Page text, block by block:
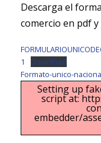
Descarga el
comercio en pdf y
1
Download
Formato-unico-
Setting up
script at:
embedder/